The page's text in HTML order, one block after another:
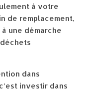
à votre
de remplacement,
une démarche
dans
investir dans